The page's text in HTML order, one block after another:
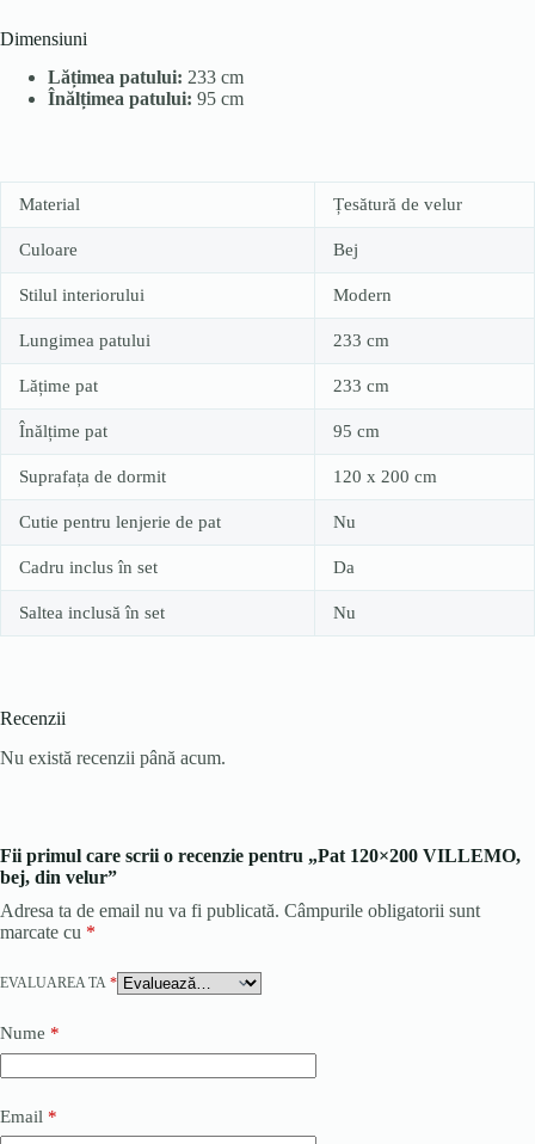
Dimensiuni
Lățimea patului: 233 cm
Înălțimea patului: 95 cm
Material Țesătură de velur
Culoare Bej
Stilul interiorului Modern
Lungimea patului 233 cm
Lățime pat 233 cm
Înălțime pat 95 cm
Suprafața de dormit 120 x 200 cm
Cutie pentru lenjerie de pat Nu
Cadru inclus în set Da
Saltea inclusă în set Nu
Recenzii
Nu există recenzii până acum.
Fii primul care scrii o recenzie pentru „Pat 120×200 VILLEMO,
bej, din velur”
Adresa ta de email nu va fi publicată. Câmpurile obligatorii sunt
marcate cu *
EVALUAREA TA *
Nume *
Email *